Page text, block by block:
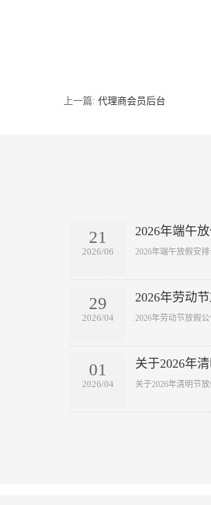
上一篇: 代理商会员后台
21
2026/06
2026年端午
​2026年端午放假安
29
2026/04
2026年劳动
​2026年劳动节放假
01
2026/04
关于2026年
关于2026年清明节